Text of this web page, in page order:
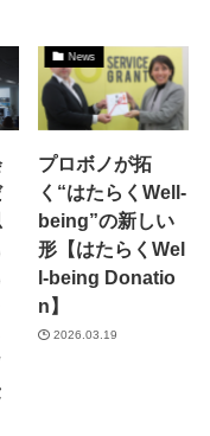
News
プロボノが拓
く“はたらくWell-
being”の新しい
形【はたらくWel
l-being Donatio
n】
2026.03.19